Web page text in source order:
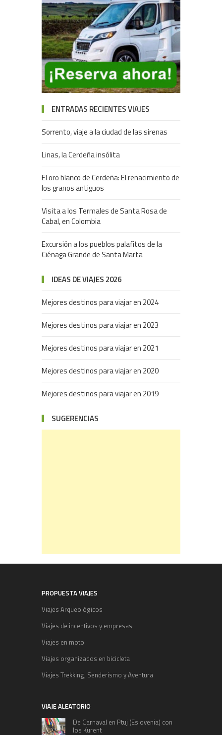
ENTRADAS RECIENTES VIAJES
Sorrento, viaje a la ciudad de las sirenas
Linas, la Cerdeña insólita
El oro blanco de Cerdeña: El renacimiento de
los granos antiguos
Visita a los Termales de Santa Rosa de
Cabal, en Colombia
Excursión a los pueblos palafitos de la
Ciénaga Grande de Santa Marta
IDEAS DE VIAJES 2026
Mejores destinos para viajar en 2024
Mejores destinos para viajar en 2023
Mejores destinos para viajar en 2021
Mejores destinos para viajar en 2020
Mejores destinos para viajar en 2019
SUGERENCIAS
PROPUESTA VIAJES
Viajes Arqueológicos
Viajes de incentivos y empresas
Viajes en moto
Viajes organizados en bicicleta
Viajes Trekking, Senderismo y Aventura
VIAJE ALEATORIO
De Carnaval en Ptuj (Eslovenia) con
los Kurent